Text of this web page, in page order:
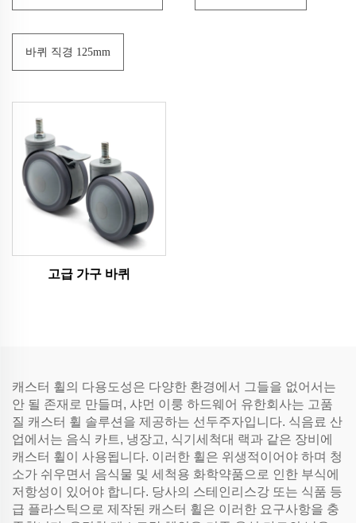
바퀴 직경 125mm
고급 가구 바퀴
캐스터 휠의 다용도성은 다양한 환경에서 그들을 없어서는
안 될 존재로 만들며, 샤먼 이룽 하드웨어 유한회사는 고품
질 캐스터 휠 솔루션을 제공하는 선두주자입니다. 식음료 산
업에서는 음식 카트, 냉장고, 식기세척대 랙과 같은 장비에
캐스터 휠이 사용됩니다. 이러한 휠은 위생적이어야 하며 청
소가 쉬우면서 음식물 및 세척용 화학약품으로 인한 부식에
저항성이 있어야 합니다. 당사의 스테인리스강 또는 식품 등
급 플라스틱으로 제작된 캐스터 휠은 이러한 요구사항을 충